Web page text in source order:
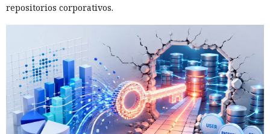
repositorios corporativos.